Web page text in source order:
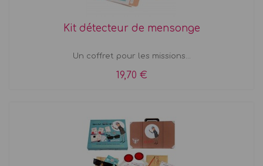
Kit détecteur de mensonge
Un coffret pour les missions...
19,70 €